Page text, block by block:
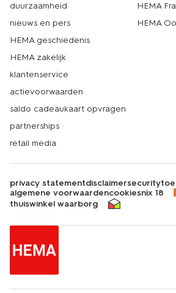
duurzaamheid
nieuws en pers
HEMA geschiedenis
HEMA zakelijk
klantenservice
actievoorwaarden
saldo cadeaukaart opvragen
partnerships
retail media
HEMA
HEMA
privacy statementdisclaimersecurity
algemene voorwaardencookiesnix 18
thuiswinkel waarborg